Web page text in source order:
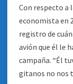
Con respecto a
economista en
registro de
avión que él le
campaña. “Él
gitanos no nos